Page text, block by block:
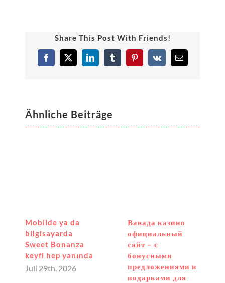
Share This Post With Friends!
Facebook
X LinkedInTumblrPinterest
Vk
E-
Mail
Ähnliche Beiträge
Mobilde ya da
bilgisayarda
Sweet Bonanza
keyfi hep yanında
Juli 29th, 2026
Вавада казино
официальный
сайт – с
бонусными
предложениями и
подарками для